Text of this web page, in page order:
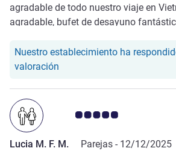
agradable de todo nuestro viaje en
agradable, bufet de desayuno
preciosa.
Nuestro establecimiento ha
valoración
Nota de clientes de Avis 5.0/
Lucia M. F. M. Parejas - 12/12/2025